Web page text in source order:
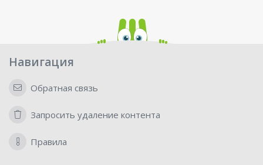
Навигация
Обратная связь
Запросить удаление контента
Правила